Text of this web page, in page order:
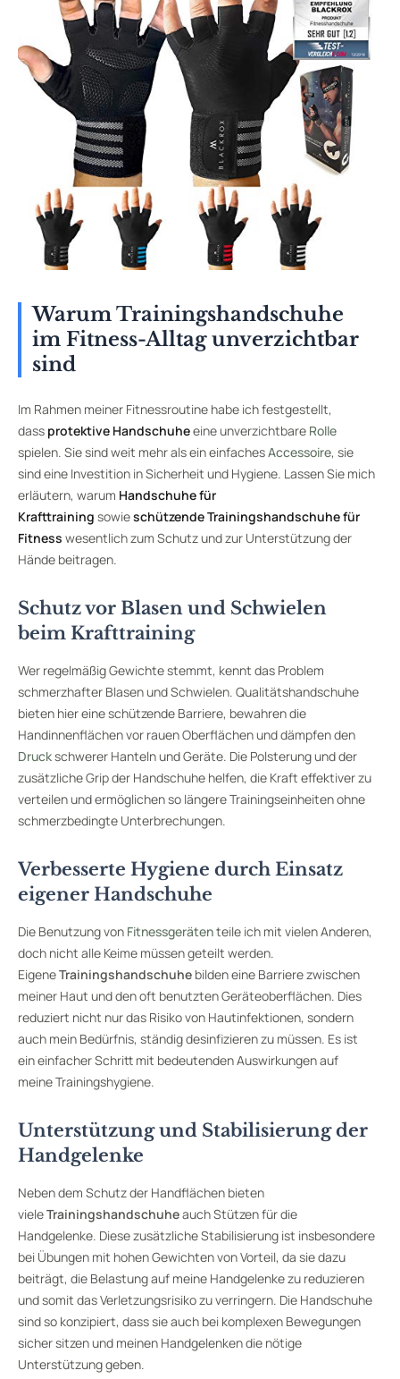
Warum Trainingshandschuhe
im Fitness-Alltag unverzichtbar
sind
Im Rahmen meiner Fitnessroutine habe ich festgestellt,
dass protektive Handschuheeine unverzichtbare Rolle
spielen. Sie sind weit mehr als ein einfachesAccessoire, sie
sind eine Investition in Sicherheit und Hygiene. Lassen Sie mich
erläutern, warum Handschuhe für
Krafttraining sowieschützende Trainingshandschuhe für
Fitness wesentlich zum Schutz und zur Unterstützung der
Hände beitragen.
Schutz vor Blasen und Schwielen
beim Krafttraining
Wer regelmäßig Gewichte stemmt, kennt das Problem
schmerzhafter Blasen und Schwielen. Qualitätshandschuhe
bieten hier eine schützende Barriere, bewahren die
Handinnenflächen vor rauen Oberflächen und dämpfen den
Druckschwerer Hanteln und Geräte. Die Polsterung und der
zusätzliche Grip der Handschuhe helfen, die Kraft effektiver zu
verteilen und ermöglichen so längere Trainingseinheiten ohne
schmerzbedingte Unterbrechungen.
Verbesserte Hygiene durch Einsatz
eigener Handschuhe
Die Benutzung von Fitnessgerätenteile ich mit vielen Anderen,
doch nicht alle Keime müssen geteilt werden.
EigeneTrainingshandschuhe bilden eine Barriere zwischen
meiner Haut und den oft benutzten Geräteoberflächen. Dies
reduziert nicht nur das Risiko von Hautinfektionen, sondern
auch mein Bedürfnis, ständig desinfizieren zu müssen. Es ist
ein einfacher Schritt mit bedeutenden Auswirkungen auf
meine Trainingshygiene.
Unterstützung und Stabilisierung der
Handgelenke
Neben dem Schutz der Handflächen bieten
vieleTrainingshandschuheauch Stützen für die
Handgelenke. Diese zusätzliche Stabilisierung ist insbesondere
bei Übungen mit hohen Gewichten von Vorteil, da sie dazu
beiträgt, die Belastung auf meine Handgelenke zu reduzieren
und somit das Verletzungsrisiko zu verringern. Die Handschuhe
sind so konzipiert, dass sie auch bei komplexen Bewegungen
sicher sitzen und meinen Handgelenken die nötige
Unterstützung geben.